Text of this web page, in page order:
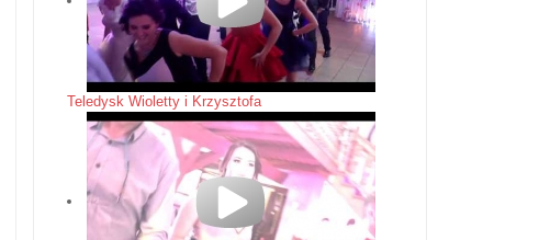
Teledysk Wioletty i Krzysztofa